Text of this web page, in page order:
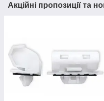
Акційні пропозиції та